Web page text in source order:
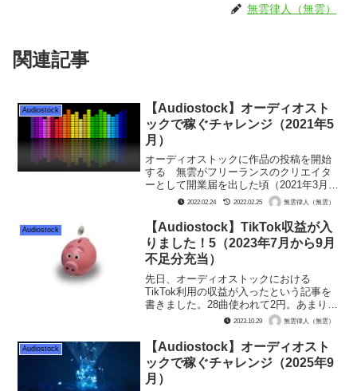
無雲律人（無雲）
関連記事
Audiostock
【Audiostock】オーディオスト
ックで稼ぐチャレンジ（2021年5
月）
オーディオストックに作品の投稿を開始
する 無雲がフリーランスのクリエイタ
ーとして開業届を出した頃（2021年3月）
は、Audiostock（オーディオストック）
にはユーザー登録のみをしていまし
た。 しかし、時として動画には自分で
曲を作る事も...
2022.02.24 2022.02.25 無雲律人（無雲）
Audiostock
【Audiostock】TikTok収益が入
りました！5（2023年7月から9月
不足分充当）
先日、オーディオストックにおける
TikTok利用の収益が入ったという記事を
書きました。28曲使われて2円。あまりの
世知辛さに咽び泣いていた無雲律人だっ
からメールが来ました。「計算間違えて
いたから不足分を補...
2023.10.29 無雲律人（無雲）
Audiostock
【Audiostock】オーディオスト
ックで稼ぐチャレンジ（2025年9
月）